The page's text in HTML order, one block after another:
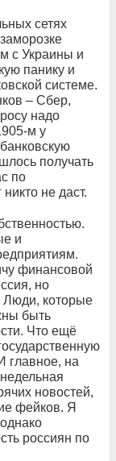
сетях
с Украины и
панику и
системе.
– Сбер,
надо
м у
получать
по
не даст.
и
финансовой
но
Люди, которые
быть
Что ещё
главное, на
новостей,
фейков. Я
россиян по